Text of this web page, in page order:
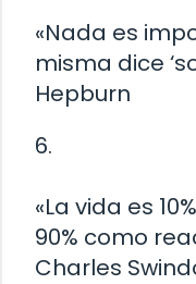
«Nada es
misma dice
Hepburn
6.
«La vida es
90% como
Charles